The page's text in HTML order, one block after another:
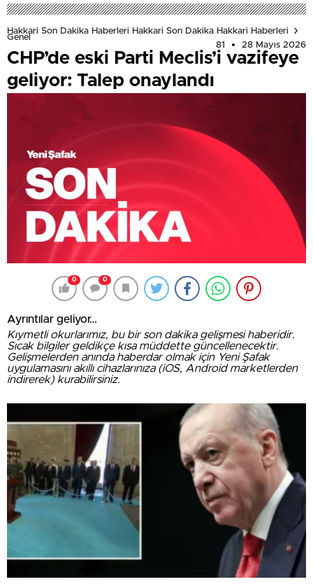
Hakkari Son Dakika Haberleri Hakkari Son Dakika Hakkari Haberleri
Genel
81
28 Mayıs 2026
CHP’de eski Parti Meclis’i vazifeye
geliyor: Talep onaylandı
0 0
Ayrıntılar geliyor…
Kıymetli okurlarımız, bu bir son dakika gelişmesi haberidir.
Sıcak bilgiler geldikçe kısa müddette güncellenecektir.
Gelişmelerden anında haberdar olmak için Yeni Şafak
uygulamasını akıllı cihazlarınıza (iOS, Android marketlerden
indirerek) kurabilirsiniz.